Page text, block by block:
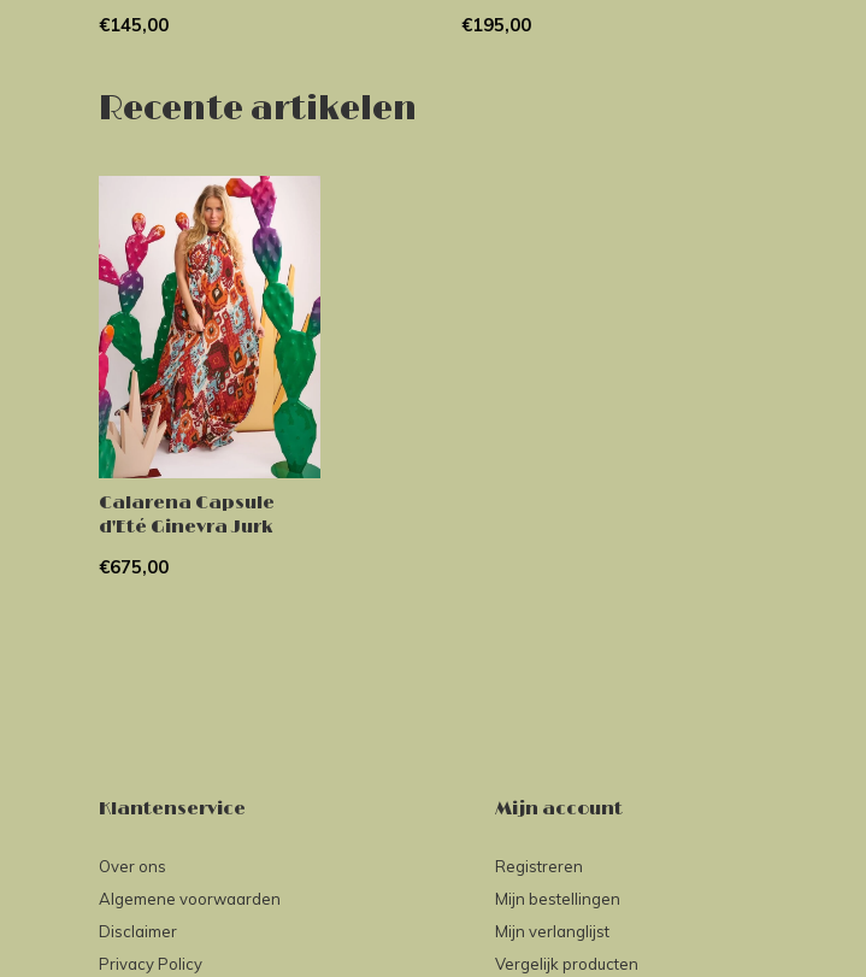
€145,00
€195,00
Recente artikelen
Calarena Capsule
d'Eté Ginevra Jurk
€675,00
Klantenservice
Over ons
Algemene voorwaarden
Disclaimer
Privacy Policy
Mijn account
Registreren
Mijn bestellingen
Mijn verlanglijst
Vergelijk producten